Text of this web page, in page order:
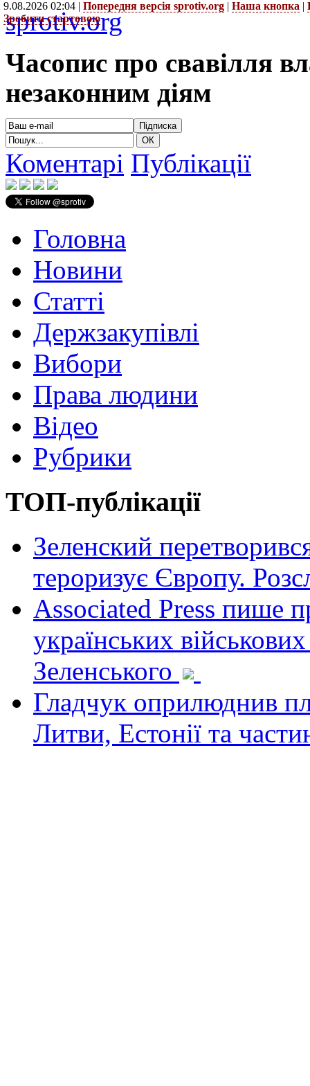
9.08.2026 02:04 | Попередня версія sprotiv.org | Наша кнопка |
Зробити стартовою
sprotiv.org
Часопис про свавілля
незаконним діям
Коментарі Публікації
Головна
Новини
Статті
Держзакупівлі
Вибори
Права людини
Відео
Рубрики
ТОП-публікації
Зеленский
тероризує Європу.
Associated Press пише
українських
Зеленського
Гладчук оприлюднив
Литви, Естонії та